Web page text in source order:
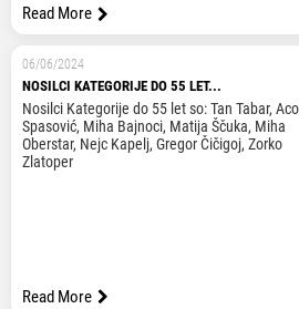
Read More
06/06/2024
NOSILCI KATEGORIJE DO 55 LET...
Nosilci Kategorije do 55 let so: Tan Tabar, Aco
Spasović, Miha Bajnoci, Matija Ščuka, Miha
Oberstar, Nejc Kapelj, Gregor Čičigoj, Zorko
Zlatoper
Read More